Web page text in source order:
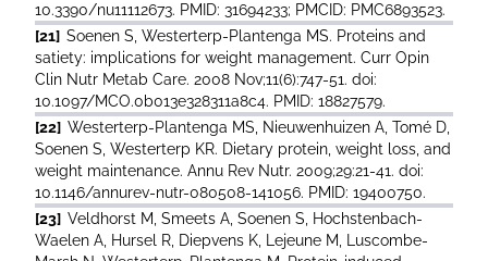
10.3390/nu11112673. PMID: 31694233; PMCID: PMC6893523.
[21] Soenen S, Westerterp-Plantenga MS. Proteins and
satiety: implications for weight management. Curr Opin
Clin Nutr Metab Care. 2008 Nov;11(6):747-51. doi:
10.1097/MCO.0b013e328311a8c4. PMID: 18827579.
[22] Westerterp-Plantenga MS, Nieuwenhuizen A, Tomé D,
Soenen S, Westerterp KR. Dietary protein, weight loss, and
weight maintenance. Annu Rev Nutr. 2009;29:21-41. doi:
10.1146/annurev-nutr-080508-141056. PMID: 19400750.
[23] Veldhorst M, Smeets A, Soenen S, Hochstenbach-
Waelen A, Hursel R, Diepvens K, Lejeune M, Luscombe-